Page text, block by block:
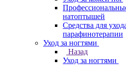
натоптышей
Средства для
парафинотерапии
Уход за ногтями
Назад
Уход за ногтями